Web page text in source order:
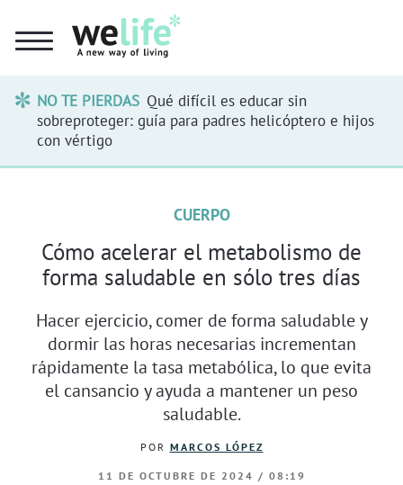
NO TE PIERDAS Qué difícil es educar sin
sobreproteger: guía para padres helicóptero e hijos
con vértigo
CUERPO
Cómo acelerar el metabolismo de
forma saludable en sólo tres días
Hacer ejercicio, comer de forma saludable y
dormir las horas necesarias incrementan
rápidamente la tasa metabólica, lo que evita
el cansancio y ayuda a mantener un peso
saludable.
POR MARCOS LÓPEZ
11 DE OCTUBRE DE 2024 / 08:19